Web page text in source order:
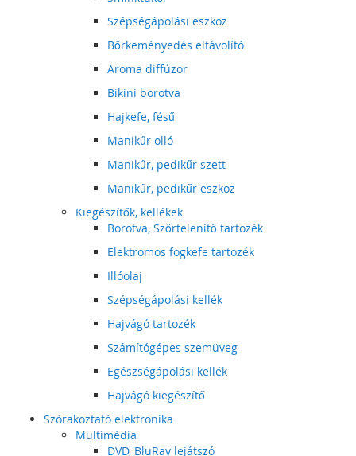
Szépségápolási eszköz
Bőrkeményedés eltávolító
Aroma diffúzor
Bikini borotva
Hajkefe, fésű
Manikűr olló
Manikűr, pedikűr szett
Manikűr, pedikűr eszköz
Kiegészítők, kellékek
Borotva, Szőrtelenítő tartozék
Elektromos fogkefe tartozék
Illóolaj
Szépségápolási kellék
Hajvágó tartozék
Számítógépes szemüveg
Egészségápolási kellék
Hajvágó kiegészítő
Szórakoztató elektronika
Multimédia
DVD, BluRay lejátszó